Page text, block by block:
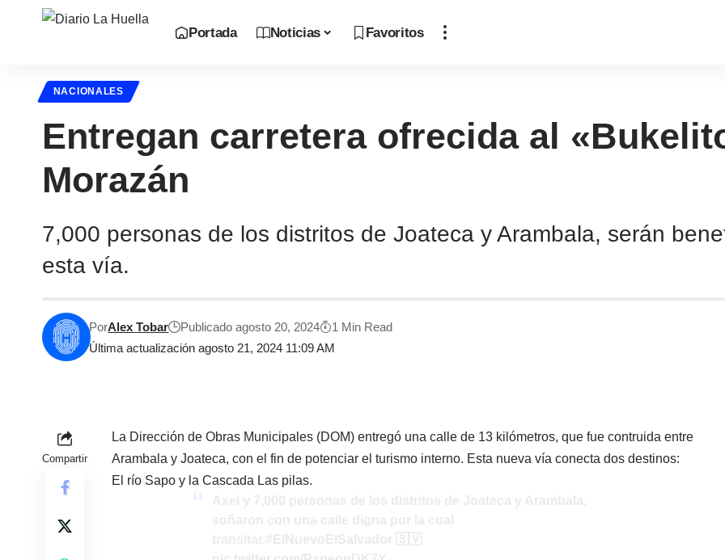
Portada Noticias Favoritos
NACIONALES
Entregan carretera ofrecida al
Morazán
7,000 personas de los distritos de Joateca y Arambala, serán
esta vía.
Última actualización agosto 21, 2024 11:09 AM
PorAlex Tobar Publicado agosto 20, 2024 1 Min Read
Compartir
La Dirección de Obras Municipales (DOM) entregó una calle de 13 kilómetros, que fue contruida entre
Arambala y Joateca, con el fin de potenciar el turismo interno. Esta nueva vía conecta dos destinos:
El río Sapo y la Cascada Las pilas.